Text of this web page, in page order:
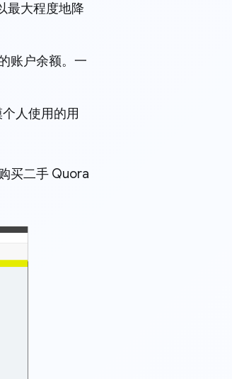
最大程度地降
账户余额。一
人使用的用
买二手 Quora